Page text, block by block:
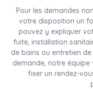
Pour les demandes
votre disposition un
pouvez y expliquer
fuite, installation
de bains ou entretien
demande, notre
fixer un rendez-